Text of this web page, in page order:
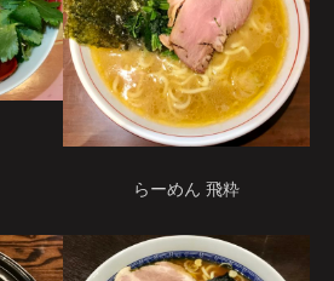
らーめん 飛粋